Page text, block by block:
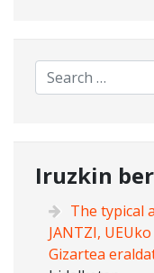
Iruzkin
The typical
JANTZI,
Gizartea